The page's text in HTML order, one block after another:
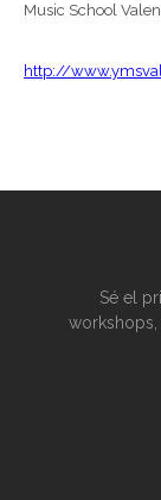
Music School
http://
Sé el
workshops,